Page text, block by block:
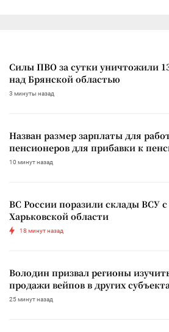
Силы ПВО за сутки уничтожили
над Брянской областью
3 минуты назад
Назван размер зарплаты для
пенсионеров для прибавки к
10 минут назад
ВС России поразили склады ВСУ
Харьковской области
18 минут назад
Володин призвал регионы
продажи вейпов в других
25 минут назад